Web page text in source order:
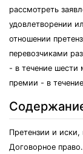
рассмотреть
удовлетворении
отношении
перевозчиками
- в течение шести
премии - в
Претензии и иски,
Договорное право.